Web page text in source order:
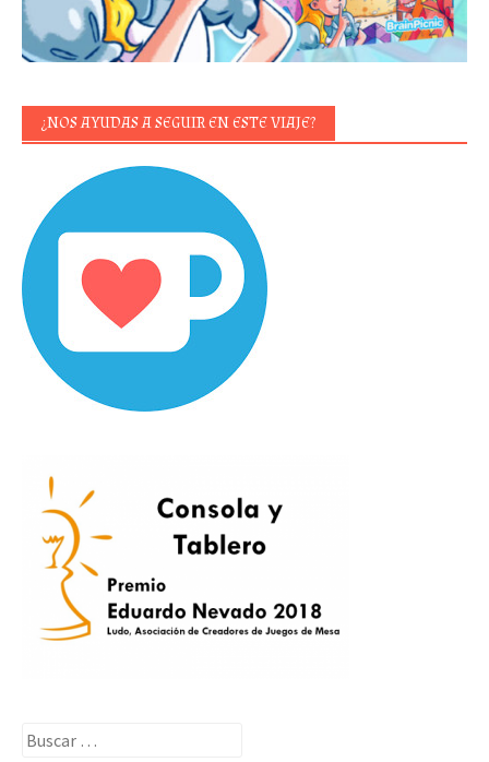
¿NOS AYUDAS A SEGUIR EN ESTE VIAJE?
Buscar: